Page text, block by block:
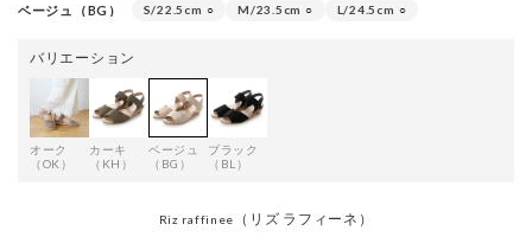
ベージュ（BG） S/22.5cm ○ M/23.5cm ○ L/24.5cm ○
バリエーション
オーク
（OK）
カーキ
（KH）
ベージュ
（BG）
ブラック
（BL）
Riz raffinee （リズ ラフィーネ）